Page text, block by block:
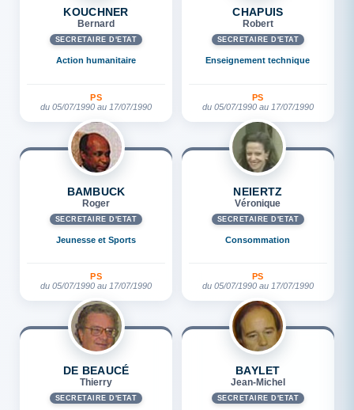
KOUCHNER
Bernard
SECRÉTAIRE D'ETAT
Action humanitaire
PS
du 05/07/1990 au 17/07/1990
CHAPUIS
Robert
SECRÉTAIRE D'ETAT
Enseignement technique
PS
du 05/07/1990 au 17/07/1990
BAMBUCK
Roger
SECRÉTAIRE D'ETAT
Jeunesse et Sports
PS
du 05/07/1990 au 17/07/1990
NEIERTZ
Véronique
SECRÉTAIRE D'ETAT
Consommation
PS
du 05/07/1990 au 17/07/1990
DE BEAUCÉ
Thierry
SECRÉTAIRE D'ETAT
BAYLET
Jean-Michel
SECRÉTAIRE D'ETAT